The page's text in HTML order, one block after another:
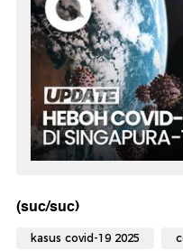
(suc/suc)
kasus covid-19 2025